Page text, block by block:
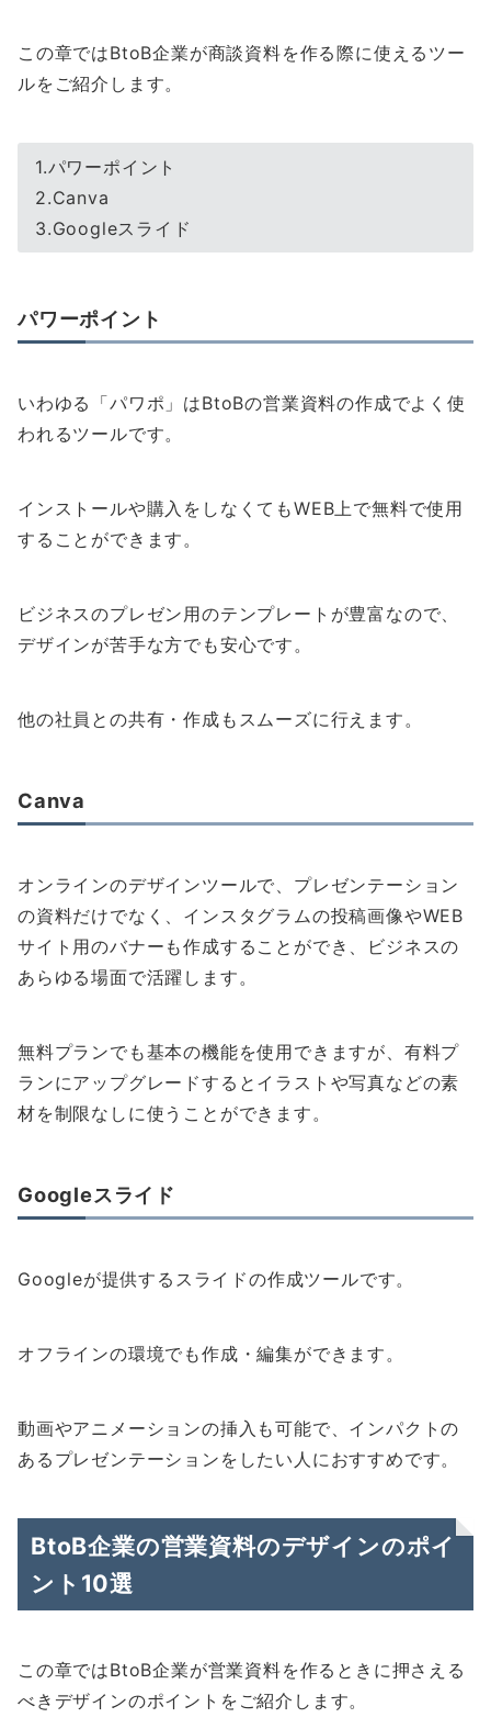
この章ではBtoB企業が商談資料を作る際に使えるツー
ルをご紹介します。
1.パワーポイント
2.Canva
3.Googleスライド
パワーポイント
いわゆる「パワポ」はBtoBの営業資料の作成でよく使
われるツールです。
インストールや購入をしなくてもWEB上で無料で使用
することができます。
ビジネスのプレゼン用のテンプレートが豊富なので、
デザインが苦手な方でも安心です。
他の社員との共有・作成もスムーズに行えます。
Canva
オンラインのデザインツールで、プレゼンテーション
の資料だけでなく、インスタグラムの投稿画像やWEB
サイト用のバナーも作成することができ、ビジネスの
あらゆる場面で活躍します。
無料プランでも基本の機能を使用できますが、有料プ
ランにアップグレードするとイラストや写真などの素
材を制限なしに使うことができます。
Googleスライド
Googleが提供するスライドの作成ツールです。
オフラインの環境でも作成・編集ができます。
動画やアニメーションの挿入も可能で、インパクトの
あるプレゼンテーションをしたい人におすすめです。
BtoB企業の営業資料のデザインのポイ
ント10選
この章ではBtoB企業が営業資料を作るときに押さえる
べきデザインのポイントをご紹介します。